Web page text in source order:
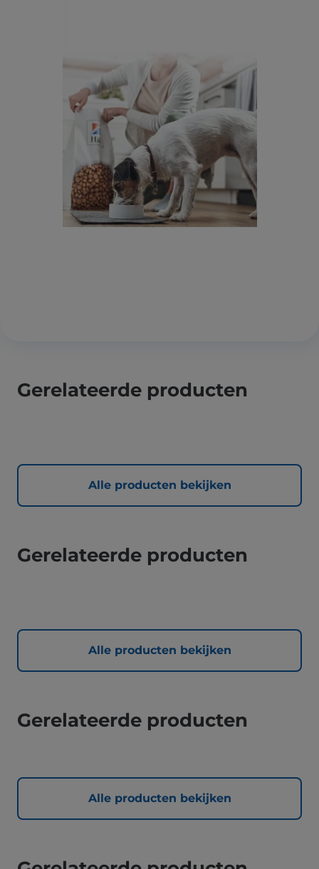
Gerelateerde producten
Alle producten bekijken
Gerelateerde producten
Alle producten bekijken
Gerelateerde producten
Alle producten bekijken